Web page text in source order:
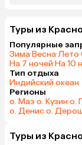
Туры из
Популярные
Зима·Весна·Лето·
На 7 ночей·На 10
Тип отдыха
Индийский океан
Регионы
о. Маэ·о. Кузин·о.
о. Денис·о.
Туры из